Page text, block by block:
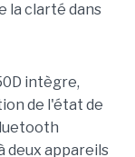
la clarté dans
intègre,
de l'état de
deux appareils